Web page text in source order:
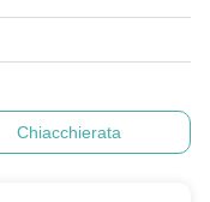
Chiacchierata